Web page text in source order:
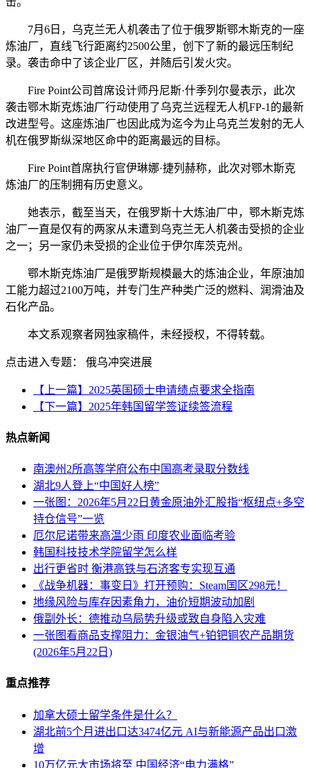
7月6日，乌克兰无人机袭击了位于俄罗斯鄂木斯克的一座
炼油厂，直线飞行距离约2500公里，创下了新的最远压制纪
录。袭击命中了该企业厂区，并随后引发火灾。
Fire Point公司首席设计师丹尼斯·什季列尔曼表示，此次
袭击鄂木斯克炼油厂行动使用了乌克兰远程无人机FP-1的最新
改进型号。这座炼油厂也因此成为迄今为止乌克兰发射的无人
机在俄罗斯纵深地区命中的距离最远的目标。
Fire Point首席执行官伊琳娜·捷列赫称，此次对鄂木斯克
炼油厂的压制拥有历史意义。
她表示，截至当天，在俄罗斯十大炼油厂中，鄂木斯克炼
油厂一直是仅有的两家从未遭到乌克兰无人机袭击受损的企业
之一；另一家仍未受损的企业位于伊尔库茨克州。
鄂木斯克炼油厂是俄罗斯规模最大的炼油企业，年原油加
工能力超过2100万吨，并专门生产种类广泛的燃料、润滑油及
石化产品。
本文系观察者网独家稿件，未经授权，不得转载。
点击进入专题： 俄乌冲突进展
【上一篇】2025英国硕士申请绩点要求全指南
【下一篇】2025年韩国留学签证续签流程
热点新闻
南澳州2所高等学府公布中国高考录取分数线
湖北9人登上“中国好人榜”
一张图：2026年5月22日黄金原油外汇股指“枢纽点+多空
持仓信号”一览
厄尔尼诺带来高温少雨 印度农业面临考验
韩国科技技术学院留学怎么样
出行更省时 衡港高铁与石济客专实现互通
《战争机器：事变日》打开预购：Steam国区298元！
地缘风险与库存因素角力，油价短期波动加剧
俄副外长：德推动乌局势升级或致自身陷入灾难
一张图看商品支撑阻力：金银油气+铂钯铜农产品期货
(2026年5月22日)
重点推荐
加拿大硕士留学条件是什么？
湖北前5个月进出口达3474亿元 AI与新能源产品出口激
增
10万亿元大市场将至 中国经济“电力满格”